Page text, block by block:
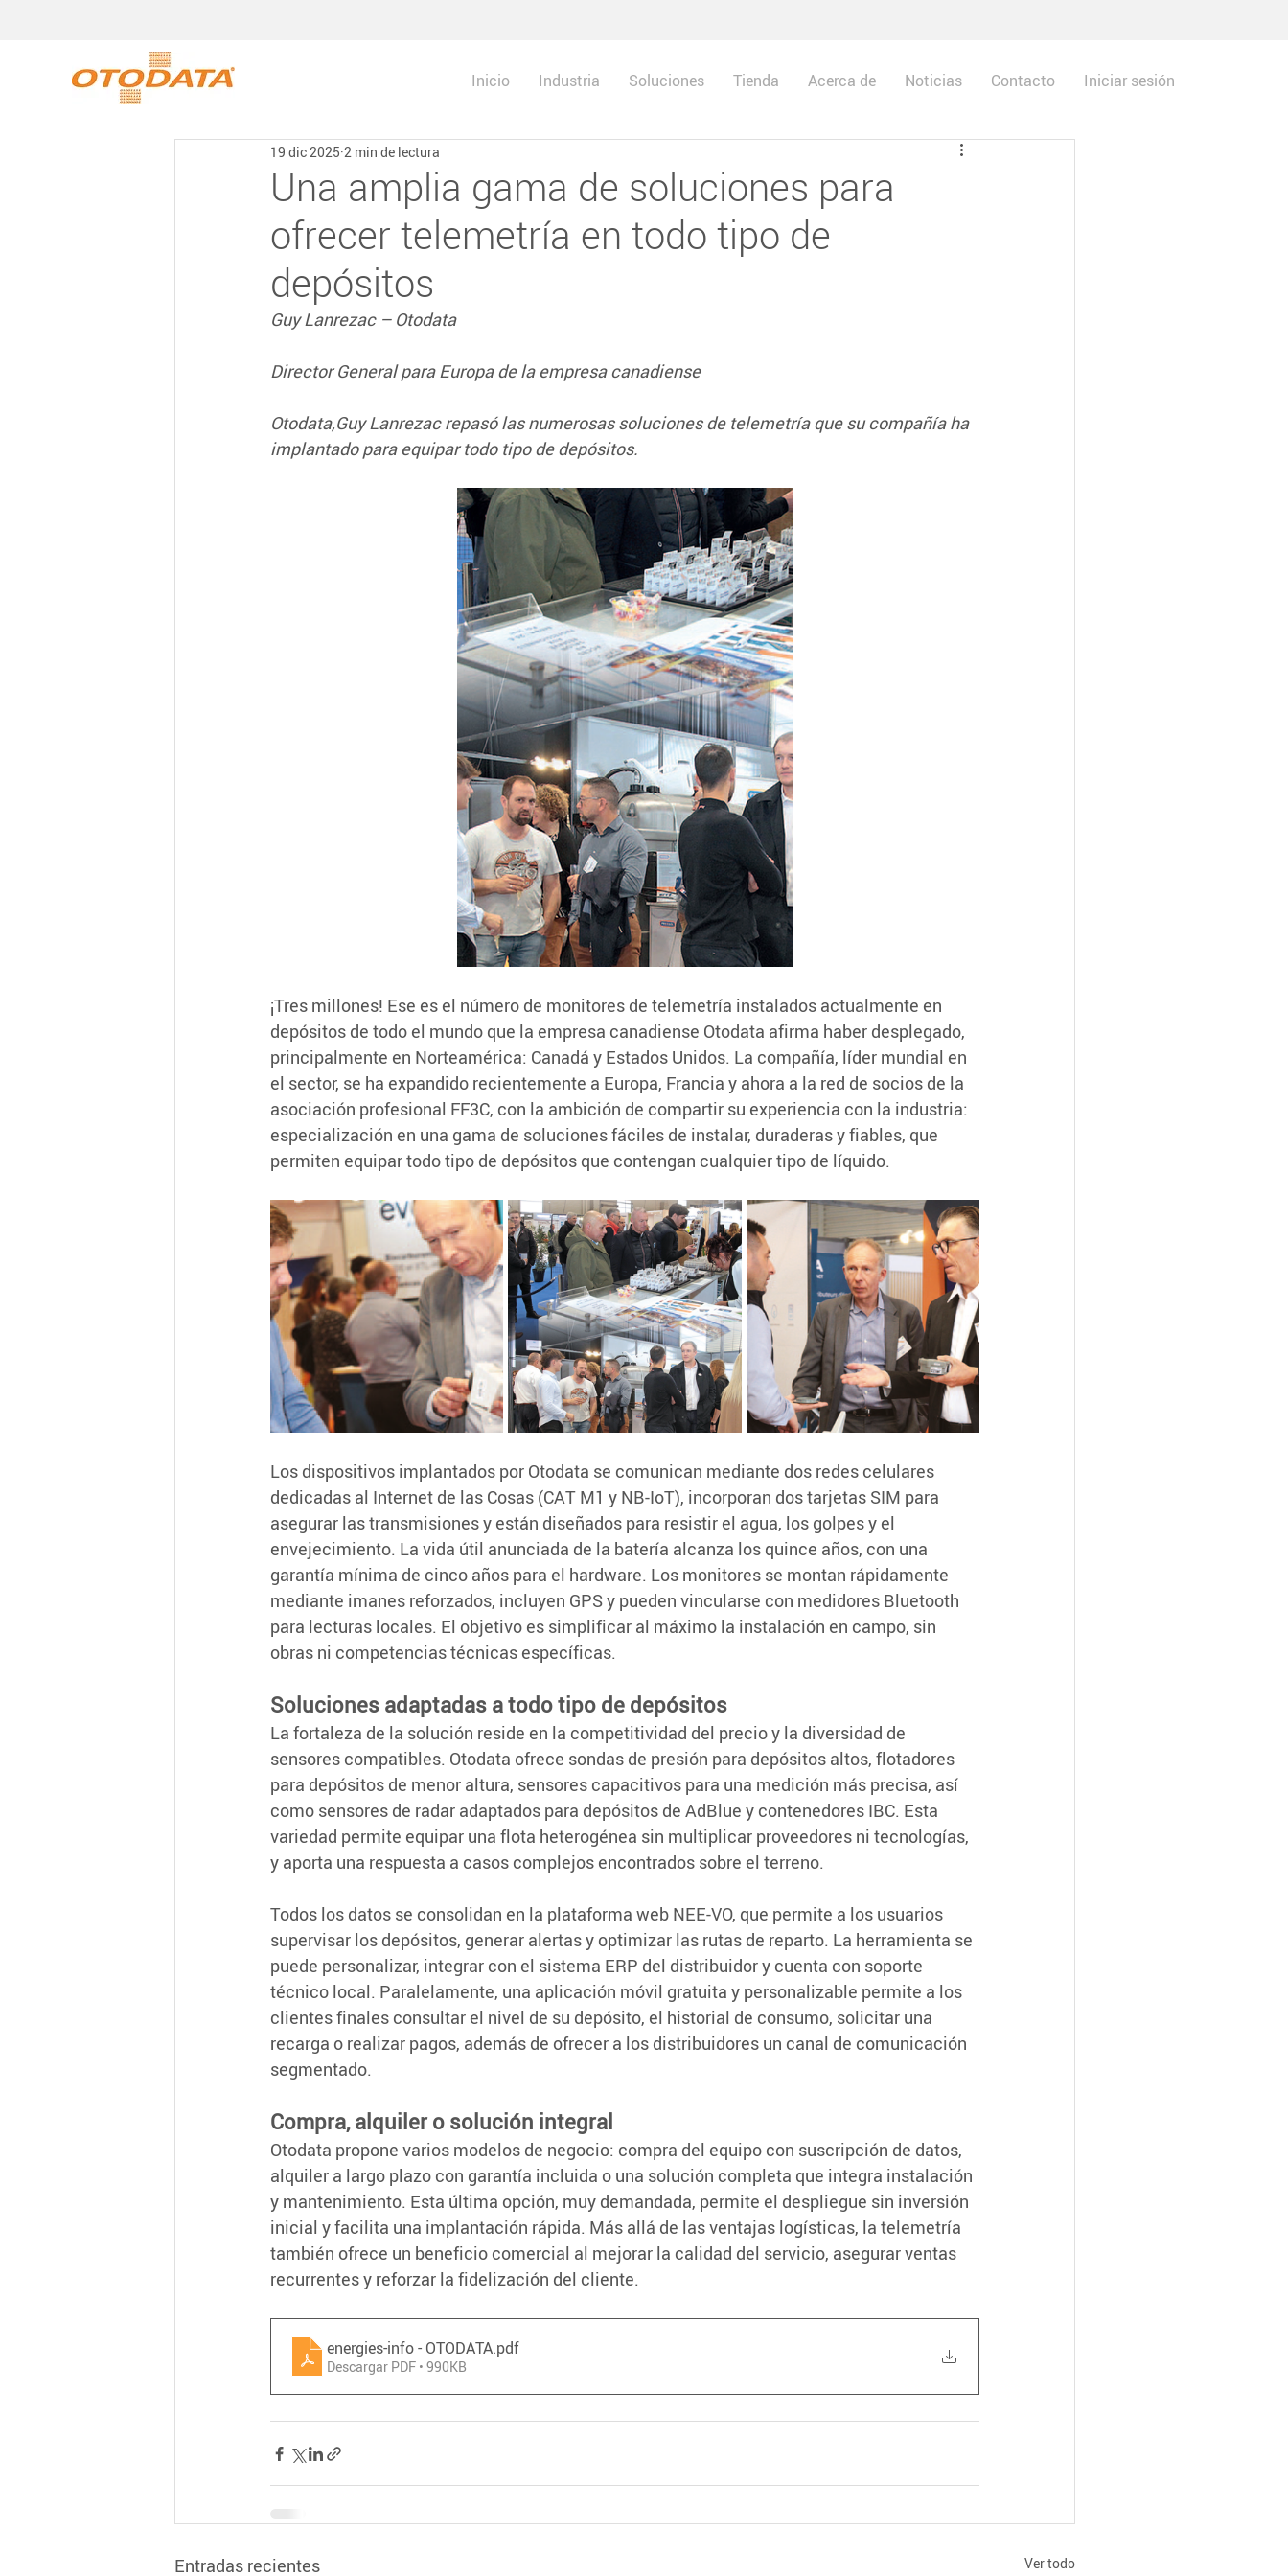
Inicio Industria Soluciones Tienda Acerca de Noticias Contacto Iniciar sesión
Una amplia gama de soluciones para
ofrecer telemetría en todo tipo de
depósitos
19 dic 2025 2 min de lectura
Guy Lanrezac – Otodata
Director General para Europa de la empresa canadiense
Otodata,Guy Lanrezac repasó las numerosas soluciones de telemetría que su compañía ha
implantado para equipar todo tipo de depósitos.
¡Tres millones! Ese es el número de monitores de telemetría instalados actualmente en
depósitos de todo el mundo que la empresa canadiense Otodata afirma haber desplegado,
principalmente en Norteamérica: Canadá y Estados Unidos. La compañía, líder mundial en
el sector, se ha expandido recientemente a Europa, Francia y ahora a la red de socios de la
asociación profesional FF3C, con la ambición de compartir su experiencia con la industria:
especialización en una gama de soluciones fáciles de instalar, duraderas y fiables, que
permiten equipar todo tipo de depósitos que contengan cualquier tipo de líquido.
Los dispositivos implantados por Otodata se comunican mediante dos redes celulares
dedicadas al Internet de las Cosas (CAT M1 y NB-IoT), incorporan dos tarjetas SIM para
asegurar las transmisiones y están diseñados para resistir el agua, los golpes y el
envejecimiento. La vida útil anunciada de la batería alcanza los quince años, con una
garantía mínima de cinco años para el hardware. Los monitores se montan rápidamente
mediante imanes reforzados, incluyen GPS y pueden vincularse con medidores Bluetooth
para lecturas locales. El objetivo es simplificar al máximo la instalación en campo, sin
obras ni competencias técnicas específicas.
Soluciones adaptadas a todo tipo de depósitos
La fortaleza de la solución reside en la competitividad del precio y la diversidad de
sensores compatibles. Otodata ofrece sondas de presión para depósitos altos, flotadores
para depósitos de menor altura, sensores capacitivos para una medición más precisa, así
como sensores de radar adaptados para depósitos de AdBlue y contenedores IBC. Esta
variedad permite equipar una flota heterogénea sin multiplicar proveedores ni tecnologías,
y aporta una respuesta a casos complejos encontrados sobre el terreno.
Todos los datos se consolidan en la plataforma web NEE-VO, que permite a los usuarios
supervisar los depósitos, generar alertas y optimizar las rutas de reparto. La herramienta se
puede personalizar, integrar con el sistema ERP del distribuidor y cuenta con soporte
técnico local. Paralelamente, una aplicación móvil gratuita y personalizable permite a los
clientes finales consultar el nivel de su depósito, el historial de consumo, solicitar una
recarga o realizar pagos, además de ofrecer a los distribuidores un canal de comunicación
segmentado.
Compra, alquiler o solución integral
Otodata propone varios modelos de negocio: compra del equipo con suscripción de datos,
alquiler a largo plazo con garantía incluida o una solución completa que integra instalación
y mantenimiento. Esta última opción, muy demandada, permite el despliegue sin inversión
inicial y facilita una implantación rápida. Más allá de las ventajas logísticas, la telemetría
también ofrece un beneficio comercial al mejorar la calidad del servicio, asegurar ventas
recurrentes y reforzar la fidelización del cliente.
energies-info - OTODATA.pdf
Descargar PDF • 990KB
Entradas recientes Ver todo